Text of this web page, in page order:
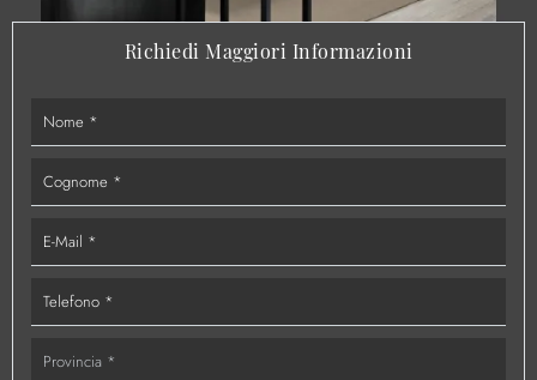
Richiedi Maggiori Informazioni